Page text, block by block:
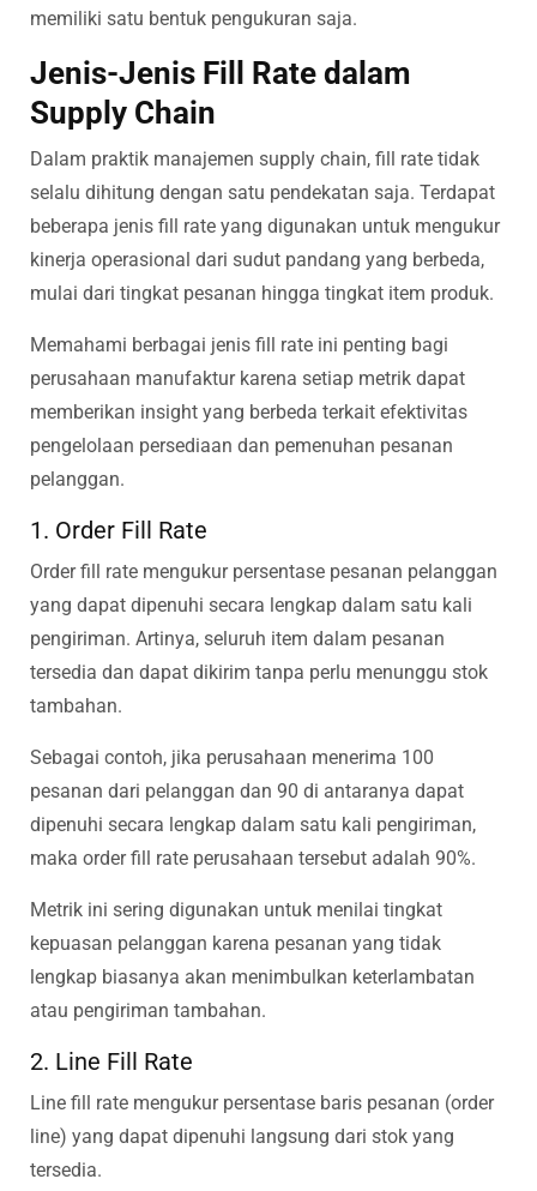
memiliki satu bentuk pengukuran saja.
Jenis-Jenis Fill Rate dalam
Supply Chain
Dalam praktik manajemen supply chain, fill rate tidak
selalu dihitung dengan satu pendekatan saja. Terdapat
beberapa jenis fill rate yang digunakan untuk mengukur
kinerja operasional dari sudut pandang yang berbeda,
mulai dari tingkat pesanan hingga tingkat item produk.
Memahami berbagai jenis fill rate ini penting bagi
perusahaan manufaktur karena setiap metrik dapat
memberikan insight yang berbeda terkait efektivitas
pengelolaan persediaan dan pemenuhan pesanan
pelanggan.
1. Order Fill Rate
Order fill rate mengukur persentase pesanan pelanggan
yang dapat dipenuhi secara lengkap dalam satu kali
pengiriman. Artinya, seluruh item dalam pesanan
tersedia dan dapat dikirim tanpa perlu menunggu stok
tambahan.
Sebagai contoh, jika perusahaan menerima 100
pesanan dari pelanggan dan 90 di antaranya dapat
dipenuhi secara lengkap dalam satu kali pengiriman,
maka order fill rate perusahaan tersebut adalah 90%.
Metrik ini sering digunakan untuk menilai tingkat
kepuasan pelanggan karena pesanan yang tidak
lengkap biasanya akan menimbulkan keterlambatan
atau pengiriman tambahan.
2. Line Fill Rate
Line fill rate mengukur persentase baris pesanan (order
line) yang dapat dipenuhi langsung dari stok yang
tersedia.